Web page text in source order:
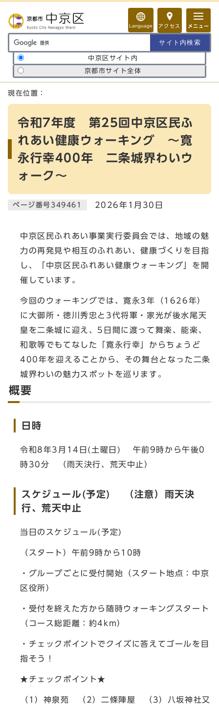
Language アクセス メニュー
サイト内検索の範囲
中京区サイト内
京都市サイト全体
ここから本文です
現在位置：
令和7年度 第25回中京区民ふ
れあい健康ウォーキング ～寛
永行幸400年 二条城界わいウ
ォーク～
ページ番号349461 2026年1月30日
中京区民ふれあい事業実行委員会では、地域の魅
力の再発見や相互のふれあい、健康づくりを目指
し、「中京区民ふれあい健康ウォーキング」を開
催しています。
今回のウォーキングでは、寛永3年（1626年）
に大御所・徳川秀忠と3代将軍・家光が後水尾天
皇を二条城に迎え、5日間に渡って舞楽、能楽、
和歌等でもてなした「寛永行幸」からちょうど
400年を迎えることから、その舞台となった二条
城界わいの魅力スポットを巡ります。
概要
日時
令和8年3月14日(土曜日) 午前9時から午後0
時30分 （雨天決行、荒天中止）
スケジュール(予定) （注意）雨天決
行、荒天中止
当日のスケジュール(予定)
（スタート）午前9時から10時
・グループごとに受付開始（スタート地点：中京
区役所）
・受付を終えた方から随時ウォーキングスタート
（コース総距離：約4km）
・チェックポイントでクイズに答えてゴールを目
指そう！
★チェックポイント★
（1）神泉苑 （2）二條陣屋 （3）八坂神社又